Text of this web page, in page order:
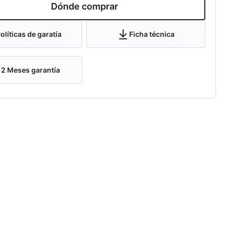
Dónde comprar
de garatía Ficha técnica
Meses garantía